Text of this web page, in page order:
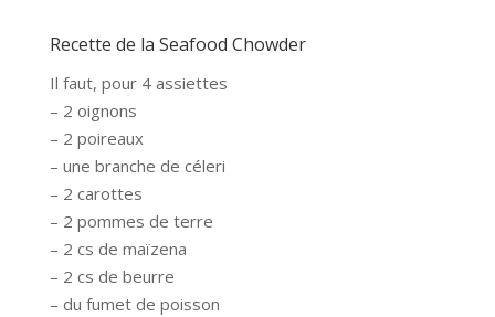
Recette de la Seafood Chowder
Il faut, pour 4 assiettes
– 2 oignons
– 2 poireaux
– une branche de céleri
– 2 carottes
– 2 pommes de terre
– 2 cs de maïzena
– 2 cs de beurre
– du fumet de poisson